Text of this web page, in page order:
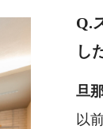
Q.
し
旦
以